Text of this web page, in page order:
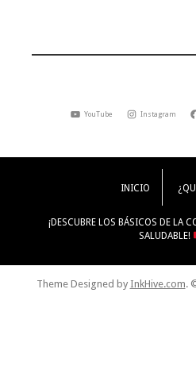
YouTube Instagram
INICIO
¡DESCUBRE LOS BÁSICOS DE LA
SALUDABLE!
Theme Designed by InkHive.com.